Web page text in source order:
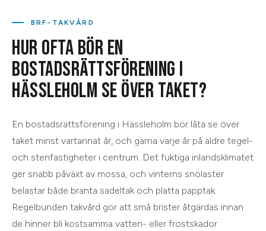
BRF-TAKVÅRD
HUR OFTA BÖR EN
BOSTADSRÄTTSFÖRENING I
HÄSSLEHOLM SE ÖVER TAKET?
En bostadsrättsförening i Hässleholm bör låta se över
taket minst vartannat år, och gärna varje år på äldre tegel-
och stenfastigheter i centrum. Det fuktiga inlandsklimatet
ger snabb påväxt av mossa, och vinterns snölaster
belastar både branta sadeltak och platta papptak.
Regelbunden takvård gör att små brister åtgärdas innan
de hinner bli kostsamma vatten- eller frostskador.